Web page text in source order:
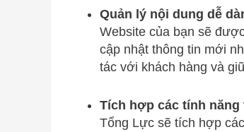
Quản lý nội dung dễ
Website của bạn sẽ
cập nhật thông tin mới
tác với khách hàng và
Tích hợp các tính năng
Tổng Lực sẽ tích hợp